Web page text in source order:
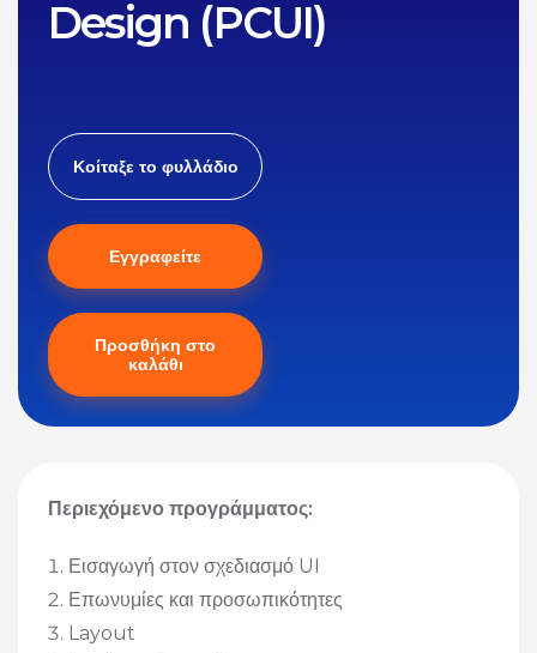
Περιεχόμενο προγράμματος:
Εισαγωγή στον σχεδιασμό UI
Επωνυμίες και προσωπικότητες
Layout
Design (PCUI)
Κοίταξε το φυλλάδιο
Εγγραφείτε
Προσθήκη στο
καλάθι